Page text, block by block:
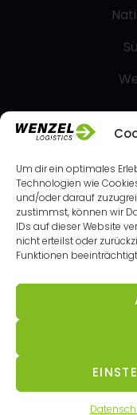
Um dir ein optimales
Technologien wie
und/oder darauf
zustimmst, können wir
IDs auf dieser Website
nicht erteilst oder
Funktionen
Am Terminal
Werbeagentur